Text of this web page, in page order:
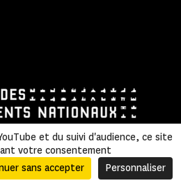
de confidentialité
|
| Plan du site
et du suivi d'audience, ce site
votre consentement
sans accepter Personnaliser